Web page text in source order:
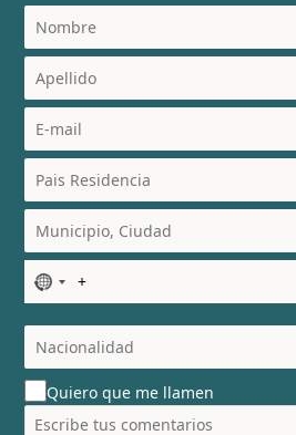
N
o
c
o
u
n
t
Quiero que me llamen